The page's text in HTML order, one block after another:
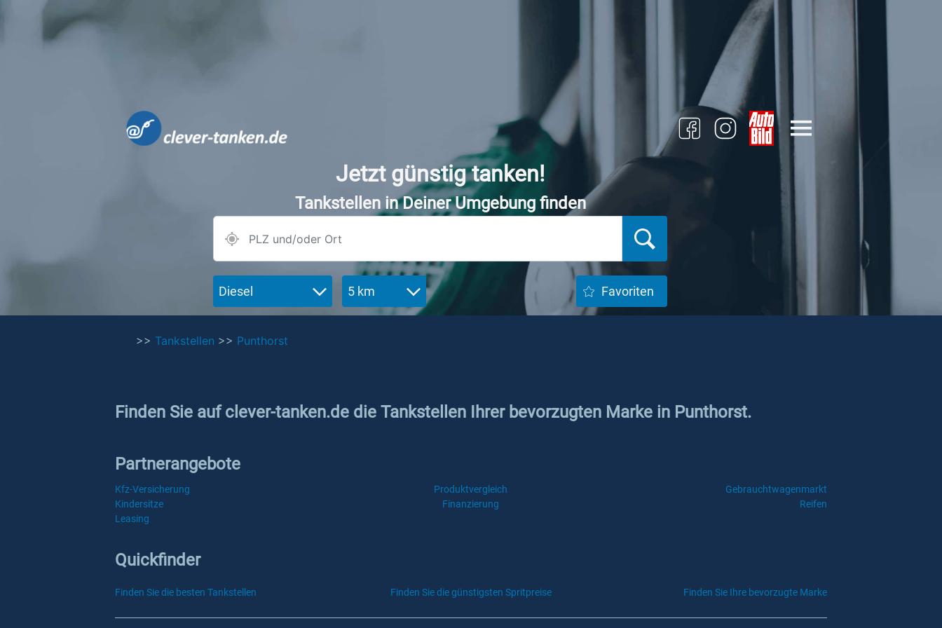
Jetzt günstig tanken!
Tankstellen in Deiner Umgebung finden
Diesel 5 km Favoriten
>> Tankstellen >> Punthorst
Finden Sie auf clever-tanken.de die Tankstellen Ihrer bevorzugten Marke in Punthorst.
Partnerangebote
Kfz-Versicherung Produktvergleich
Gebrauchtwagenmarkt
Kindersitze
Finanzierung
Reifen
Leasing
Quickfinder
Finden Sie die besten Tankstellen Finden Sie die günstigsten Spritpreise Finden Sie Ihre bevorzugte Marke